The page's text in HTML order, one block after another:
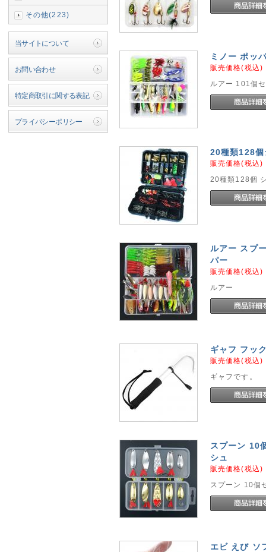
その他(223)
当サイトについて
お問い合わせ
特定商取引に関する表記
プライバシーポリシー
ミノー ポッ
販売価格(税込
ルアー 101個
20種類128個
販売価格(税込
20種類128個
ルアー スプ
パー
販売価格(税込
ルアー
ギャフ フッ
販売価格(税込
ギャフです。
スプーン 10
シュ
販売価格(税込
スプーン 10個
エビ えび ソ